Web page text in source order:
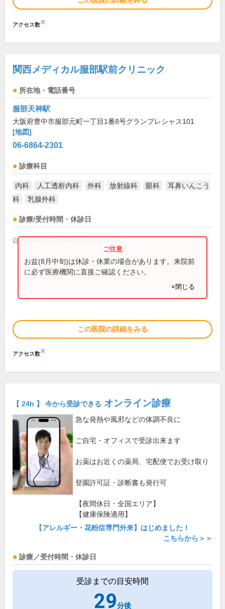
アクセス数※
関西メディカル服部駅前クリニック
所在地・電話番号
服部天神駅
大阪府豊中市服部元町一丁目1番8号グランプレシャス101
[地図]
06-6864-2301
診療科目
内科 人工透析内科 外科 放射線科 眼科
耳鼻いんこう
科
乳腺外科
診療/受付時間・休診日
(診療時間は直接お問い合わせください)
お盆(8月中旬)は休診・休業の場合があります。来院前
に必ず医療機関に直接ご確認ください。
×閉じる
この医院の詳細をみる
アクセス数※
【 24h 】 今から受診できる オンライン診療
急な発熱や風邪などの体調不良に
ご自宅・オフィスで受診出来ます
お薬はお近くの薬局、宅配便でお受け取り
登園許可証・診断書も発行可
【夜間休日・全国エリア】
【健康保険適用】
【アレルギー・花粉症専門外来】はじめました！
こちらから＞＞
診療／受付時間・休診日
受診までの目安時間
29分後